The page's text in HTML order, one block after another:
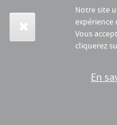
Notre site
Vous
cliquerez
En